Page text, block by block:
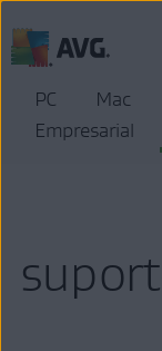
PC Mac
Empresarial